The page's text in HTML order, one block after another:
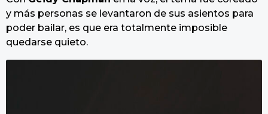
y más personas se levantaron de sus asientos para
poder bailar, es que era totalmente imposible
quedarse quieto.